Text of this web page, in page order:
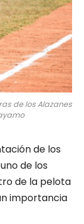
de los Alazanes
de los
de los
de la pelota
importancia